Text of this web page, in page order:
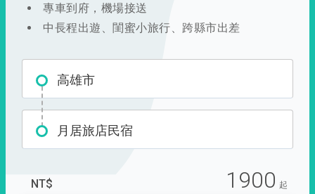
專車到府，機場接送
中長程出遊、閨蜜小旅行、跨縣市出差
高雄市
月居旅店民宿
NT$ 1900 起